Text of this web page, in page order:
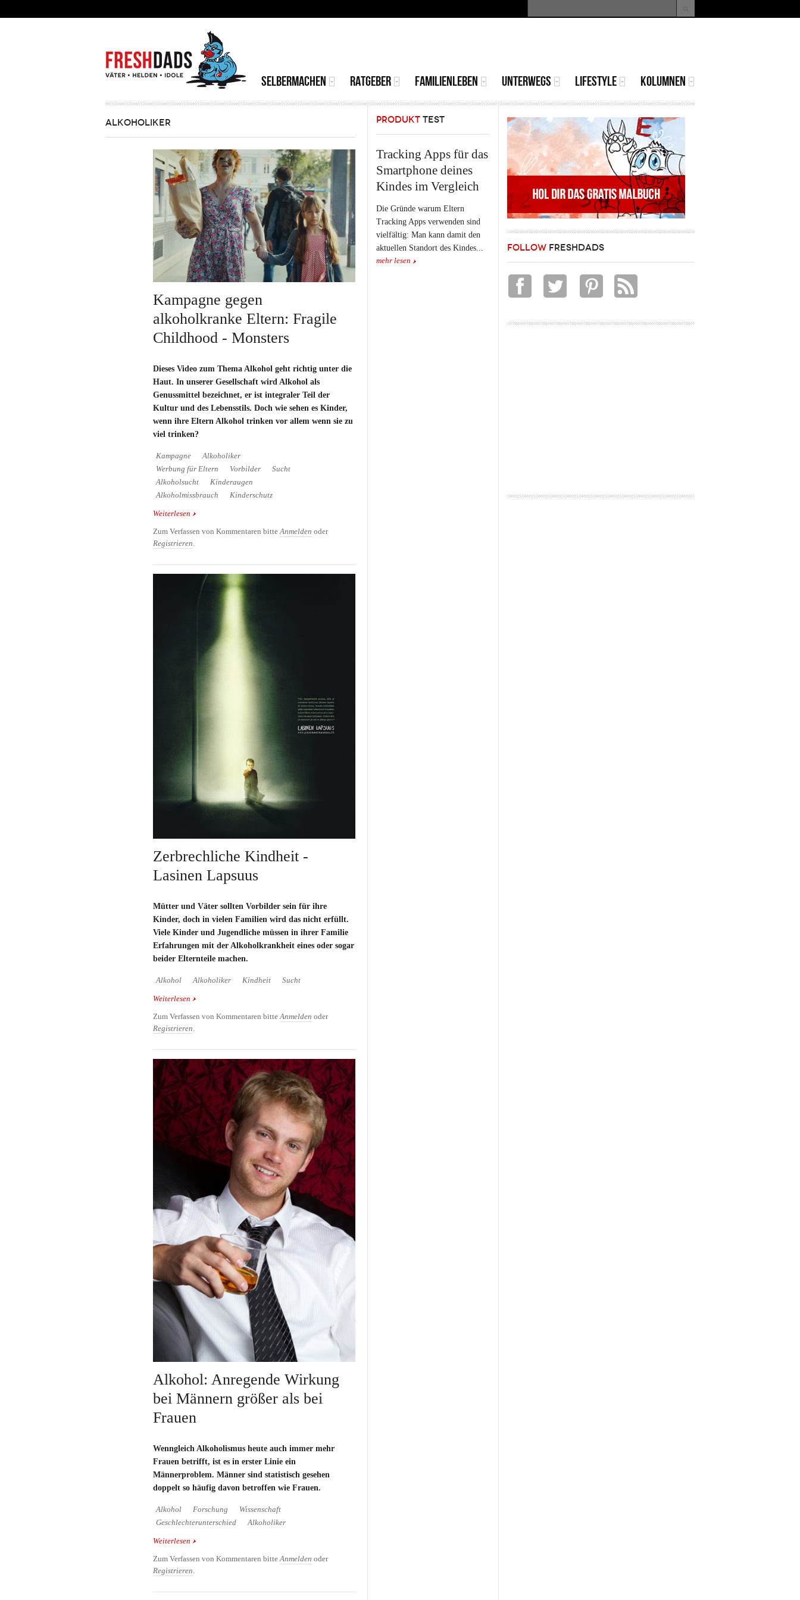
Suchformular
MAINMENU
SELBERMACHEN RATGEBER FAMILIENLEBEN UNTERWEGS LIFESTYLE KOLUMNEN
ALKOHOLIKER
Kampagne gegen
alkoholkranke Eltern: Fragile
Childhood - Monsters
Dieses Video zum Thema Alkohol geht richtig unter die
Haut. In unserer Gesellschaft wird Alkohol als
Genussmittel bezeichnet, er ist integraler Teil der
Kultur und des Lebensstils. Doch wie sehen es Kinder,
wenn ihre Eltern Alkohol trinken vor allem wenn sie zu
viel trinken?
Kampagne
Alkoholiker
Werbung für Eltern
Vorbilder
Sucht
Alkoholsucht
Kinderaugen
Alkoholmissbrauch
Kinderschutz
Weiterlesen über Kampagne gegen alkoholkranke Eltern:
Zum Verfassen von Kommentaren bitte Anmelden oder
Registrieren
Zerbrechliche Kindheit -
Lasinen Lapsuus
Mütter und Väter sollten Vorbilder sein für ihre
Kinder, doch in vielen Familien wird das nicht erfüllt.
Viele Kinder und Jugendliche müssen in ihrer Familie
Erfahrungen mit der Alkoholkrankheit eines oder sogar
beider Elternteile machen.
Alkohol Alkoholiker Kindheit Sucht
Weiterlesen über Zerbrechliche Kindheit - Lasinen Lapsuus
Zum Verfassen von Kommentaren bitteAnmelden oder
Registrieren.
Alkohol: Anregende Wirkung
bei Männern größer als bei
Frauen
Wenngleich Alkoholismus heute auch immer mehr
Frauen betrifft, ist es in erster Linie ein
Männerproblem. Männer sind statistisch gesehen
doppelt so häufig davon betroffen wie Frauen.
Alkohol Forschung
Wissenschaft
Geschlechterunterschied
Alkoholiker
Weiterlesen über Alkohol: Anregende Wirkung bei Männern
Zum Verfassen von Kommentaren bitteAnmelden oder
Registrieren.
PRODUKT TEST
Tracking Apps für das
Smartphone deines
Kindes im Vergleich
Die Gründe warum Eltern
Tracking Apps verwenden sind
vielfältig: Man kann damit den
aktuellen Standort des Kindes...
mehr lesen
FOLLOW FRESHDADS